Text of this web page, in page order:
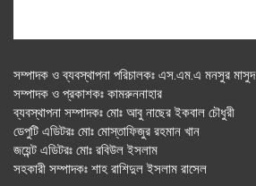
সম্পাদক ও ব্যবস্থাপনা পরিচালকঃ এস.এম.এ মনসুর মাসুদ
সম্পাদক ও প্রকাশকঃ কামরুননাহার
ব্যবস্থাপনা সম্পাদকঃ মোঃ আবু নাছের ইকবাল চৌধুরী
ডেপুটি এডিটরঃ মোঃ মোস্তাফিজুর রহমান খান
জয়েন্ট এডিটরঃ মোঃ রবিউল ইসলাম
সহকারী সম্পাদকঃ শাহ রাশিদুল ইসলাম রাসেল